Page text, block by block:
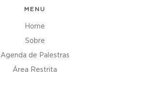
MENU
Home
Sobre
Agenda de Palestras
Área Restrita